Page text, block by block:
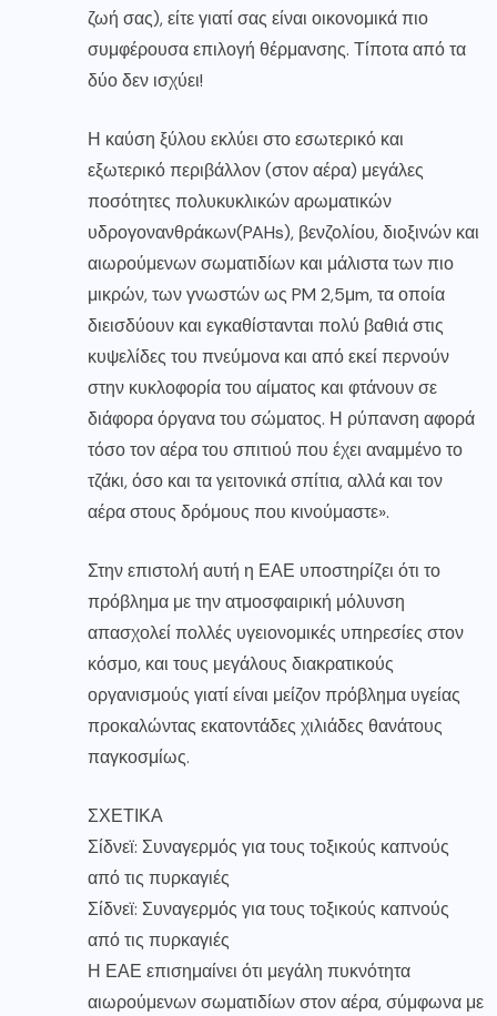
ζωή σας), είτε γιατί σας είναι οικονομικά πιο
συμφέρουσα επιλογή θέρμανσης. Τίποτα από τα
δύο δεν ισχύει!
Η καύση ξύλου εκλύει στο εσωτερικό και
εξωτερικό περιβάλλον (στον αέρα) μεγάλες
ποσότητες πολυκυκλικών αρωματικών
υδρογονανθράκων(PAHs), βενζολίου, διοξινών και
αιωρούμενων σωματιδίων και μάλιστα των πιο
μικρών, των γνωστών ως PM 2,5μm, τα οποία
διεισδύουν και εγκαθίστανται πολύ βαθιά στις
κυψελίδες του πνεύμονα και από εκεί περνούν
στην κυκλοφορία του αίματος και φτάνουν σε
διάφορα όργανα του σώματος. Η ρύπανση αφορά
τόσο τον αέρα του σπιτιού που έχει αναμμένο το
τζάκι, όσο και τα γειτονικά σπίτια, αλλά και τον
αέρα στους δρόμους που κινούμαστε».
Στην επιστολή αυτή η ΕΑΕ υποστηρίζει ότι το
πρόβλημα με την ατμοσφαιρική μόλυνση
απασχολεί πολλές υγειονομικές υπηρεσίες στον
κόσμο, και τους μεγάλους διακρατικούς
οργανισμούς γιατί είναι μείζον πρόβλημα υγείας
προκαλώντας εκατοντάδες χιλιάδες θανάτους
παγκοσμίως.
ΣΧΕΤΙΚΑ
Σίδνεϊ: Συναγερμός για τους τοξικούς καπνούς
από τις πυρκαγιές
Σίδνεϊ: Συναγερμός για τους τοξικούς καπνούς
από τις πυρκαγιές
Η ΕΑΕ επισημαίνει ότι μεγάλη πυκνότητα
αιωρούμενων σωματιδίων στον αέρα, σύμφωνα με